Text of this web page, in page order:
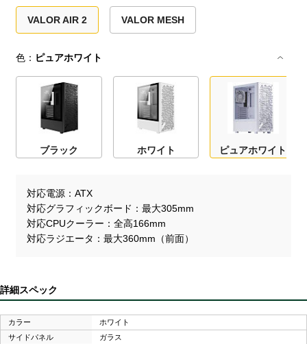
VALOR AIR 2 VALOR MESH
色： ピュアホワイト
ブラック ホワイト ピュアホワイト
対応電源
ATX
対応グラフィックボード
最大305mm
対応CPUクーラー
全高166mm
対応ラジエータ
最大360mm（前面）
詳細スペック
カラー
ホワイト
サイドパネル
ガラス